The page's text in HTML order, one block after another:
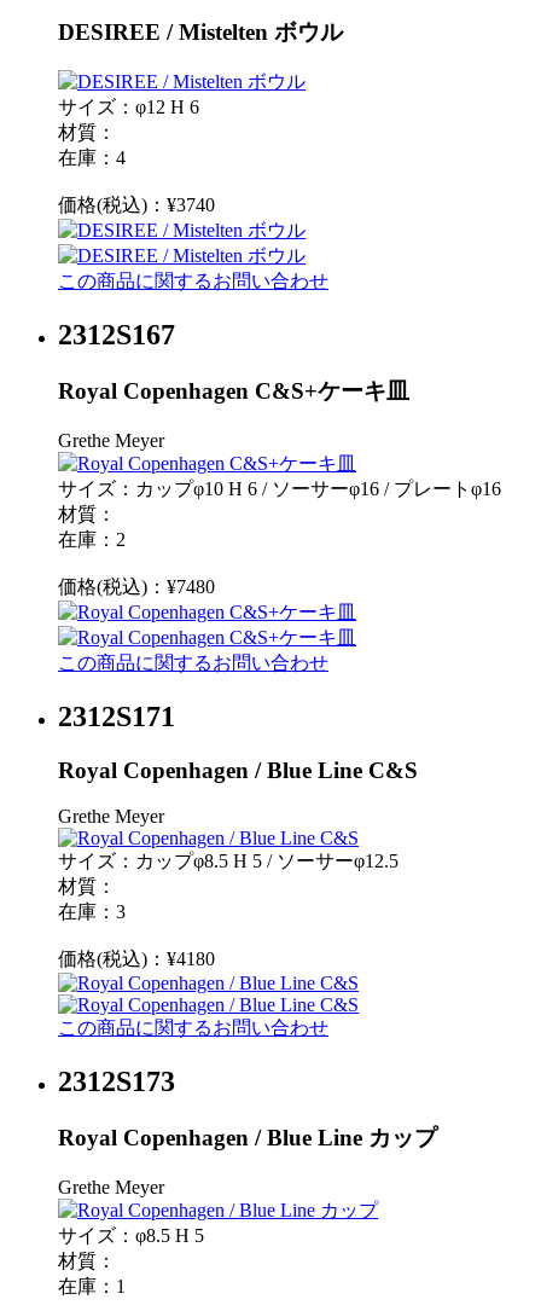
DESIREE / Mistelten ボウル
サイズ：φ12 H 6
材質：
在庫：4
価格(税込)：¥3740
この商品に関するお問い合わせ
2312S167
Royal Copenhagen C&S+ケーキ皿
Grethe Meyer
サイズ：カップφ10 H 6 / ソーサーφ16 / プレートφ16
材質：
在庫：2
価格(税込)：¥7480
この商品に関するお問い合わせ
2312S171
Royal Copenhagen / Blue Line C&S
Grethe Meyer
サイズ：カップφ8.5 H 5 / ソーサーφ12.5
材質：
在庫：3
価格(税込)：¥4180
この商品に関するお問い合わせ
2312S173
Royal Copenhagen / Blue Line カップ
Grethe Meyer
サイズ：φ8.5 H 5
材質：
在庫：1